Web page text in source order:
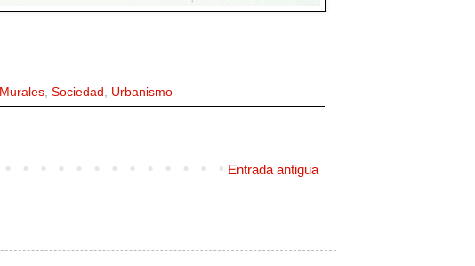
Murales, Sociedad , Urbanismo
Entrada antigua